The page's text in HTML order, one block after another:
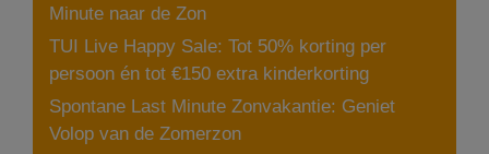
Minute naar de Zon
TUI Live Happy Sale: Tot 50% korting per
persoon én tot €150 extra kinderkorting
Spontane Last Minute Zonvakantie: Geniet
Volop van de Zomerzon